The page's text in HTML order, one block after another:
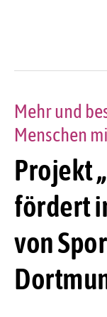
Projekt
fördert
von
Mehr und
Menschen